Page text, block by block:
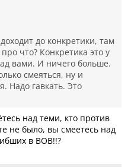
до конкретики, там
что? Конкретика это у
вами. И ничего больше.
смеяться, ну и
Надо гавкать. Это
над теми, кто против
не было, вы смеетесь над
в ВОВ!!?